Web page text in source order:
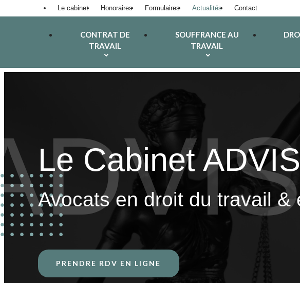
Le cabinet Honoraires Formulaires Actualités Contact
CONTRAT DE
TRAVAIL
SOUFFRANCE AU
TRAVAIL
Le Cabinet ADVIS
Avocats en droit du travail
PRENDRE RDV EN LIGNE
Panneau de gestion des cookies